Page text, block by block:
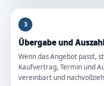
3
Übergabe und
Wenn das Angebot passt,
Kaufvertrag, Termin und
vereinbart und